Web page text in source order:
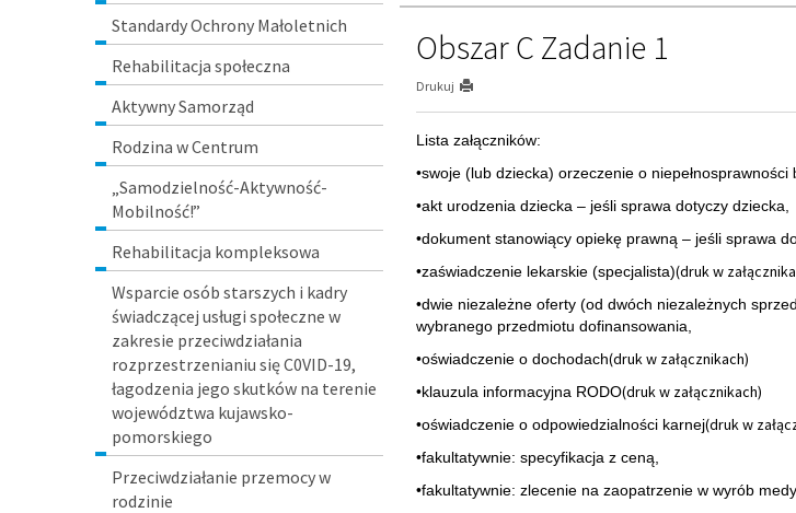
Standardy Ochrony Małoletnich
Rehabilitacja społeczna
Aktywny Samorząd
Rodzina w Centrum
„Samodzielność-Aktywność-
Mobilność!”
Rehabilitacja kompleksowa
Wsparcie osób starszych i kadry
świadczącej usługi społeczne w
zakresie przeciwdziałania
rozprzestrzenianiu się C0VID-19,
łagodzenia jego skutków na terenie
województwa kujawsko-
pomorskiego
Przeciwdziałanie przemocy w
rodzinie
Obszar C Zadanie 1
Drukuj
Lista załączników:
•swoje (lub dziecka) orzeczenie o niepełnosprawności
•akt urodzenia dziecka – jeśli sprawa dotyczy dziecka,
•dokument stanowiący opiekę prawną – jeśli sprawa
•zaświadczenie lekarskie (specjalista)(druk w
•dwie niezależne oferty (od dwóch niezależnych
wybranego przedmiotu dofinansowania,
•oświadczenie o dochodach(druk w załącznikach)
•klauzula informacyjna RODO(druk w załącznikach)
•oświadczenie o odpowiedzialności karnej(druk w
•fakultatywnie: specyfikacja z ceną,
•fakultatywnie: zlecenie na zaopatrzenie w wyrób